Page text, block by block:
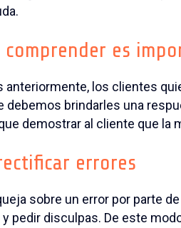
comprender es
anteriormente, los clientes
debemos brindarles una
demostrar al cliente que la
errores
sobre un error por parte
pedir disculpas. De este